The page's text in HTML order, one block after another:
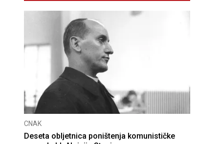
CNAK
Deseta obljetnica poništenja komunističke